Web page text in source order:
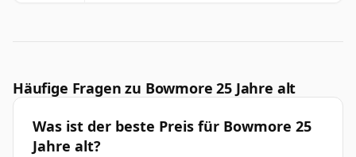
Häufige Fragen zu Bowmore 25 Jahre alt
Was ist der beste Preis für Bowmore 25
Jahre alt?